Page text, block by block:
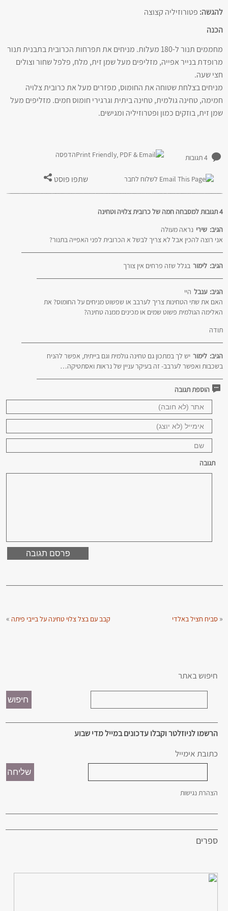
להגשה: פטורוזיליה קצוצה
הכנה
מחממים תנור ל-180 מעלות. מניחים את תפרחות הכרובית בתבנית תנור
מרופדת בנייר אפייה, מזליפים מעל שמן זית, מלח, פלפל שחור וצולים
חצי שעה.
מניחים בצלחת שטוחה את החומוס, מפזרים מעל את כרובית צלויה
חמימה, טחינה גולמית, טחינה ביתית וגרגירי חומוס חמים. מזליפים מעל
שמן זית, בוזקים כמון ופטרוזיליה ומגישים.
4 תגובות הדפסה
לשלוח לחבר שתפו פוסט
4 תגובות למסבחה חמה של כרובית צלויה וטחינה
שירי הגיב:
נראה מעולה
אני רוצה להכין אבל לא צריך לבשל א הכרובית לפני האפייה בתנור?
לימור הגיב: בגלל שזה פרחים אין צורך
ענבל הגיב:
היי
האם את שתי הטחינות צריך לערבב או שפשוט מניחים על החומוס? את
האלימה הגולמית פשוט שמים או מכינים ממנה טחינה?
תודה
לימור הגיב:
יש לך במתכון גם טחינה גולמית וגם בייתית, אפשר להניח
בשכבות ואפשר לערבב- זה בעיקר עניין של נראות ואסתטיקה…
הוספת תגובה
תגובה
« סביח חציל באלדי קבב עם בצל צלוי טחינה על בייבי פיתה»
חיפוש באתר
הרשמו לניוזלטר וקבלו עדכונים במייל מדי שבוע
כתובת אימייל
הצהרת נגישות
ספרים